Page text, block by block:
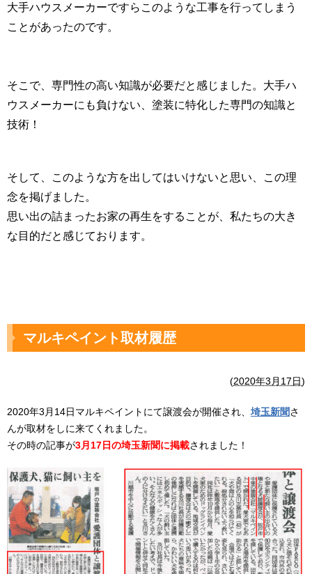
大手ハウスメーカーですらこのような工事を行ってしまう
ことがあったのです。
そこで、専門性の高い知識が必要だと感じました。大手ハ
ウスメーカーにも負けない、塗装に特化した専門の知識と
技術！
そして、このような方を出してはいけないと思い、この理
念を掲げました。
思い出の詰まったお家の再生をすることが、私たちの大き
な目的だと感じております。
マルキペイント取材履歴
(2020年3月17日)
2020年3月14日マルキペイントにて譲渡会が開催され、 埼玉新聞さ
んが取材をしに来てくれました。
その時の記事が3月17日の埼玉新聞に掲載されました！